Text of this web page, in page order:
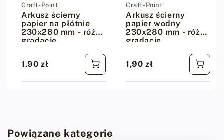
Dostawca:
Craft-Point
Arkusz ścierny
papier na płótnie
230x280 mm - różne
gradacje
Cena regularna
1,90 zł
Dostawca:
Craft-Point
Arkusz ścierny
papier wodny
230x280 mm - różne
gradacje
Cena regularna
1,90 zł
Powiązane kategorie